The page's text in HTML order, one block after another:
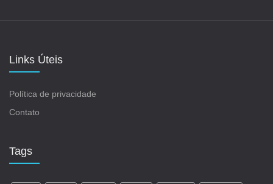
Links Úteis
Política de privacidade
Contato
Tags